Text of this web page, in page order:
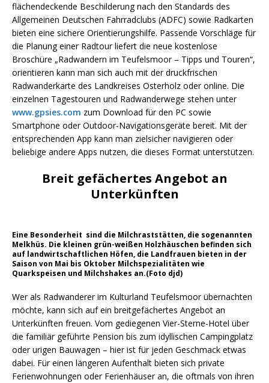
flächendeckende Beschilderung nach den Standards des
Allgemeinen Deutschen Fahrradclubs (ADFC) sowie Radkarten
bieten eine sichere Orientierungshilfe. Passende Vorschläge für
die Planung einer Radtour liefert die neue kostenlose
Broschüre „Radwandern im Teufelsmoor – Tipps und Touren“,
orientieren kann man sich auch mit der druckfrischen
Radwanderkarte des Landkreises Osterholz oder online. Die
einzelnen Tagestouren und Radwanderwege stehen unter
www.gpsies.com zum Download für den PC sowie
Smartphone oder Outdoor-Navigationsgeräte bereit. Mit der
entsprechenden App kann man zielsicher navigieren oder
beliebige andere Apps nutzen, die dieses Format unterstützen.
Breit gefächertes Angebot an
Unterkünften
Eine Besonderheit sind die Milchraststätten, die sogenannten
Melkhüs. Die kleinen grün-weißen Holzhäuschen befinden sich
auf landwirtschaftlichen Höfen, die Landfrauen bieten in der
Saison von Mai bis Oktober Milchspezialitäten wie
Quarkspeisen und Milchshakes an.(Foto djd)
Wer als Radwanderer im Kulturland Teufelsmoor übernachten
möchte, kann sich auf ein breitgefächertes Angebot an
Unterkünften freuen. Vom gediegenen Vier-Sterne-Hotel über
die familiär geführte Pension bis zum idyllischen Campingplatz
oder urigen Bauwagen – hier ist für jeden Geschmack etwas
dabei. Für einen längeren Aufenthalt bieten sich private
Ferienwohnungen oder Ferienhäuser an, die oftmals von ihren